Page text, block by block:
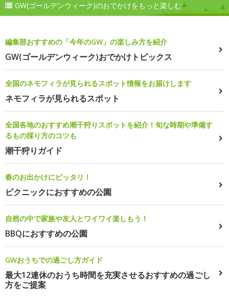
GW(ゴールデンウィーク)のおでかけをもっと楽しむ
編集部おすすめの「今年のGW」の楽しみ方を紹介
GW(ゴールデンウィーク)おでかけトピックス
全国のネモフィラが見られるスポット情報をお届けします
ネモフィラが見られるスポット
全国各地のおすすめ潮干狩りスポットを紹介！旬な時期や準備す
るもの採り方のコツも
潮干狩りガイド
春のお出かけにピッタリ！
ピクニックにおすすめの公園
自然の中で家族や友人とワイワイ楽しもう！
BBQにおすすめの公園
GWおうちでの過ごし方ガイド
最大12連休のおうち時間を充実させるおすすめの過ごし
方をご提案